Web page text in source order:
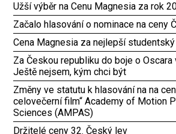
Užší výběr na Cenu Magnesia za rok
Začalo hlasování o nominace na ceny
Cena Magnesia za nejlepší
Za Českou republiku do boje o
Ještě nejsem, kým chci být
Změny ve statutu k hlasování na na
celovečerní film“ Academy of Motion
Sciences (AMPAS)
Držitelé ceny 32. Český lev